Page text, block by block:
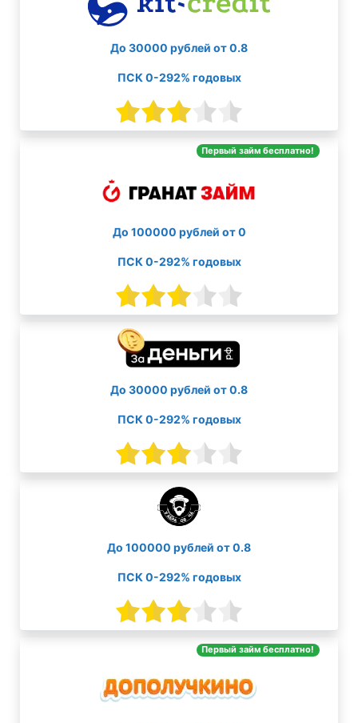
До 30000 рублей от 0.8
ПСК 0-292% годовых
Первый займ бесплатно!
До 100000 рублей от 0
ПСК 0-292% годовых
До 30000 рублей от 0.8
ПСК 0-292% годовых
До 100000 рублей от 0.8
ПСК 0-292% годовых
Первый займ бесплатно!